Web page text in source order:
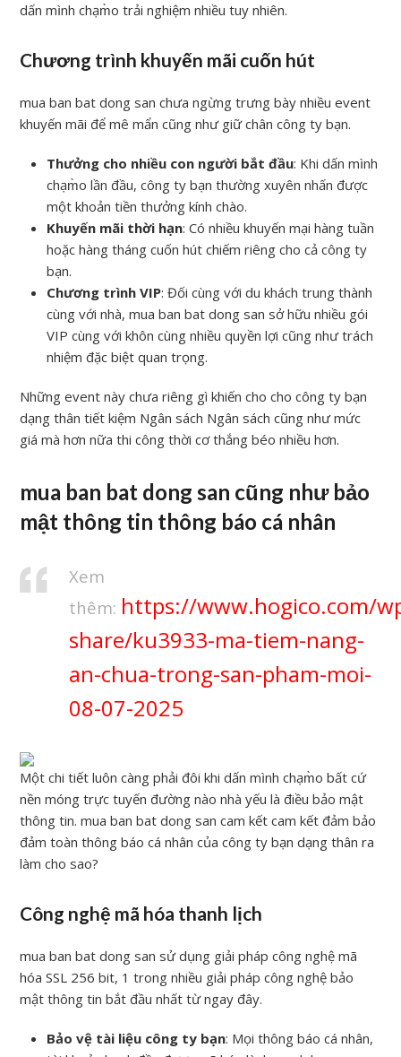
dấn mình chạm̀o trải nghiệm nhiều tuy nhiên.
Chương trình khuyến mãi cuốn hút
mua ban bat dong san chưa ngừng trưng bày nhiều event
khuyến mãi để mê mẩn cũng như giữ chân công ty bạn.
Thưởng cho nhiều con người bắt đầu: Khi dấn mình
chạm̀o lần đầu, công ty bạn thường xuyên nhấn được
một khoản tiền thưởng kính chào.
Khuyến mãi thời hạn: Có nhiều khuyến mại hàng tuần
hoặc hàng tháng cuốn hút chiếm riêng cho cả công ty
bạn.
Chương trình VIP: Đối cùng với du khách trung thành
cùng với nhà, mua ban bat dong san sở hữu nhiều gói
VIP cùng với khôn cùng nhiều quyền lợi cũng như trách
nhiệm đặc biệt quan trọng.
Những event này chưa riêng gì khiến cho cho công ty bạn
dạng thân tiết kiệm Ngân sách Ngân sách cũng như mức
giá mà hơn nữa thi công thời cơ thắng béo nhiều hơn.
mua ban bat dong san cũng như bảo
mật thông tin thông báo cá nhân
Xem
thêm: https://www.hogico.com/
share/ku3933-ma-tiem-nang-
an-chua-trong-san-pham-moi-
08-07-2025
Một chi tiết luôn càng phải đôi khi dấn mình chạm̀o bất cứ
nền móng trực tuyến đường nào nhà yếu là điều bảo mật
thông tin. mua ban bat dong san cam kết cam kết đảm bảo
đảm toàn thông báo cá nhân của công ty bạn dạng thân ra
làm cho sao?
Công nghệ mã hóa thanh lịch
mua ban bat dong san sử dụng giải pháp công nghệ mã
hóa SSL 256 bit, 1 trong nhiều giải pháp công nghệ bảo
mật thông tin bắt đầu nhất từ ngay đây.
Bảo vệ tài liệu công ty bạn: Mọi thông báo cá nhân,